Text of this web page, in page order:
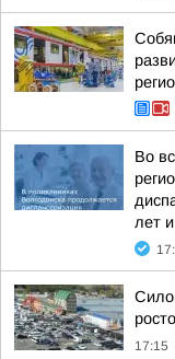
Во
лет
17:15